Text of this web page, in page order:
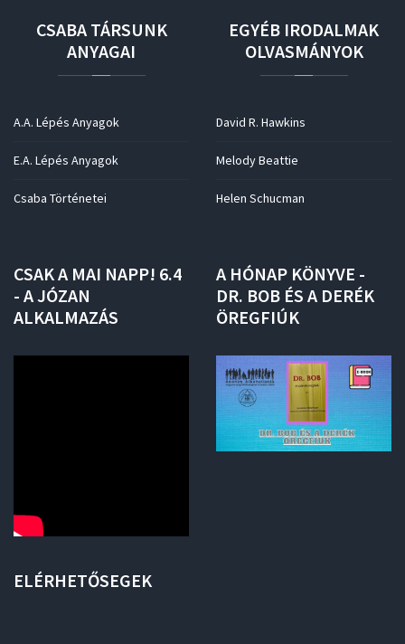
CSABA TÁRSUNK
ANYAGAI
A.A. Lépés Anyagok
E.A. Lépés Anyagok
Csaba Történetei
EGYÉB IRODALMAK
OLVASMÁNYOK
David R. Hawkins
Melody Beattie
Helen Schucman
CSAKA MAI NAPP! 6.4
- AJÓZAN
ALKALMAZÁS
A HÓNAP KÖNYVE -
DR. BOB ÉS A DERÉK
ÖREGFIÚK
ELÉRHETŐSEGEK